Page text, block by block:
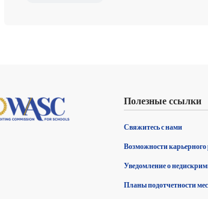
Полезные ссылки
Свяжитесь с нами
Возможности карьерного
Уведомление о
Планы подотчетности